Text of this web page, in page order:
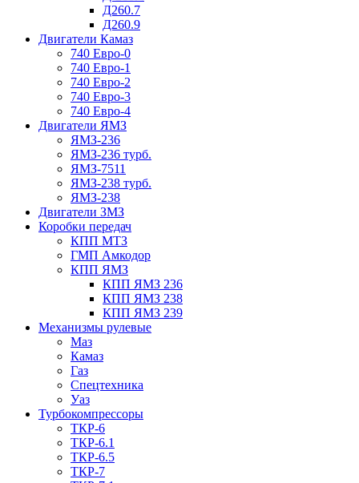
Д260.7
Д260.9
Двигатели Камаз
740 Евро-0
740 Евро-1
740 Евро-2
740 Евро-3
740 Евро-4
Двигатели ЯМЗ
ЯМЗ-236
ЯМЗ-236 турб.
ЯМЗ-7511
ЯМЗ-238 турб.
ЯМЗ-238
Двигатели ЗМЗ
Коробки передач
КПП МТЗ
ГМП Амкодор
КПП ЯМЗ
КПП ЯМЗ 236
КПП ЯМЗ 238
КПП ЯМЗ 239
Механизмы рулевые
Маз
Камаз
Газ
Спецтехника
Уаз
Турбокомпрессоры
ТКР-6
ТКР-6.1
ТКР-6.5
ТКР-7